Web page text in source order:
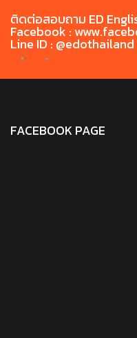
ติดต่อสอบถาม ED
Facebook :
Line ID : @edothailand
FACEBOOK PAGE